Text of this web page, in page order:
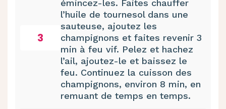
3
émincez-les. Faites chauffer
l’huile de tournesol dans une
sauteuse, ajoutez les
champignons et faites revenir 3
min à feu vif. Pelez et hachez
l’ail, ajoutez-le et baissez le
feu. Continuez la cuisson des
champignons, environ 8 min, en
remuant de temps en temps.